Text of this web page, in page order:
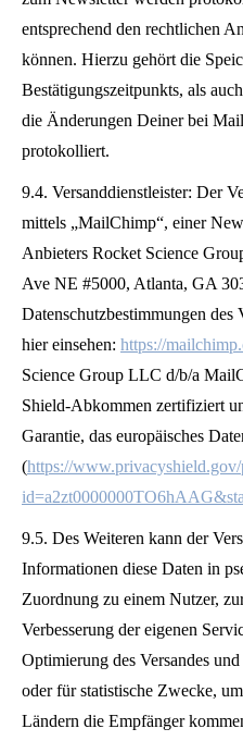
entsprechend den rechtlichen
können. Hierzu gehört die
Bestätigungszeitpunkts, als
die Änderungen Deiner bei
protokolliert.
9.4. Versanddienstleister: Der
mittels „MailChimp“, einer
Anbieters Rocket Science
Ave NE #5000, Atlanta, GA
Datenschutzbestimmungen des
hier einsehen: https://
Science Group LLC d/b/a
Shield-Abkommen zertifiziert
Garantie, das europäisches
(https://
9.5. Des Weiteren kann der
Informationen diese Daten in
Zuordnung zu einem Nutzer,
Verbesserung der eigenen
Optimierung des Versandes
oder für statistische Zwecke,
Ländern die Empfänger